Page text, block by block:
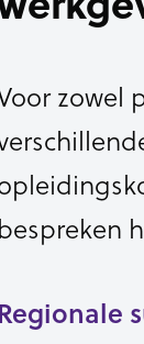
zowel
bespreken
Regionale